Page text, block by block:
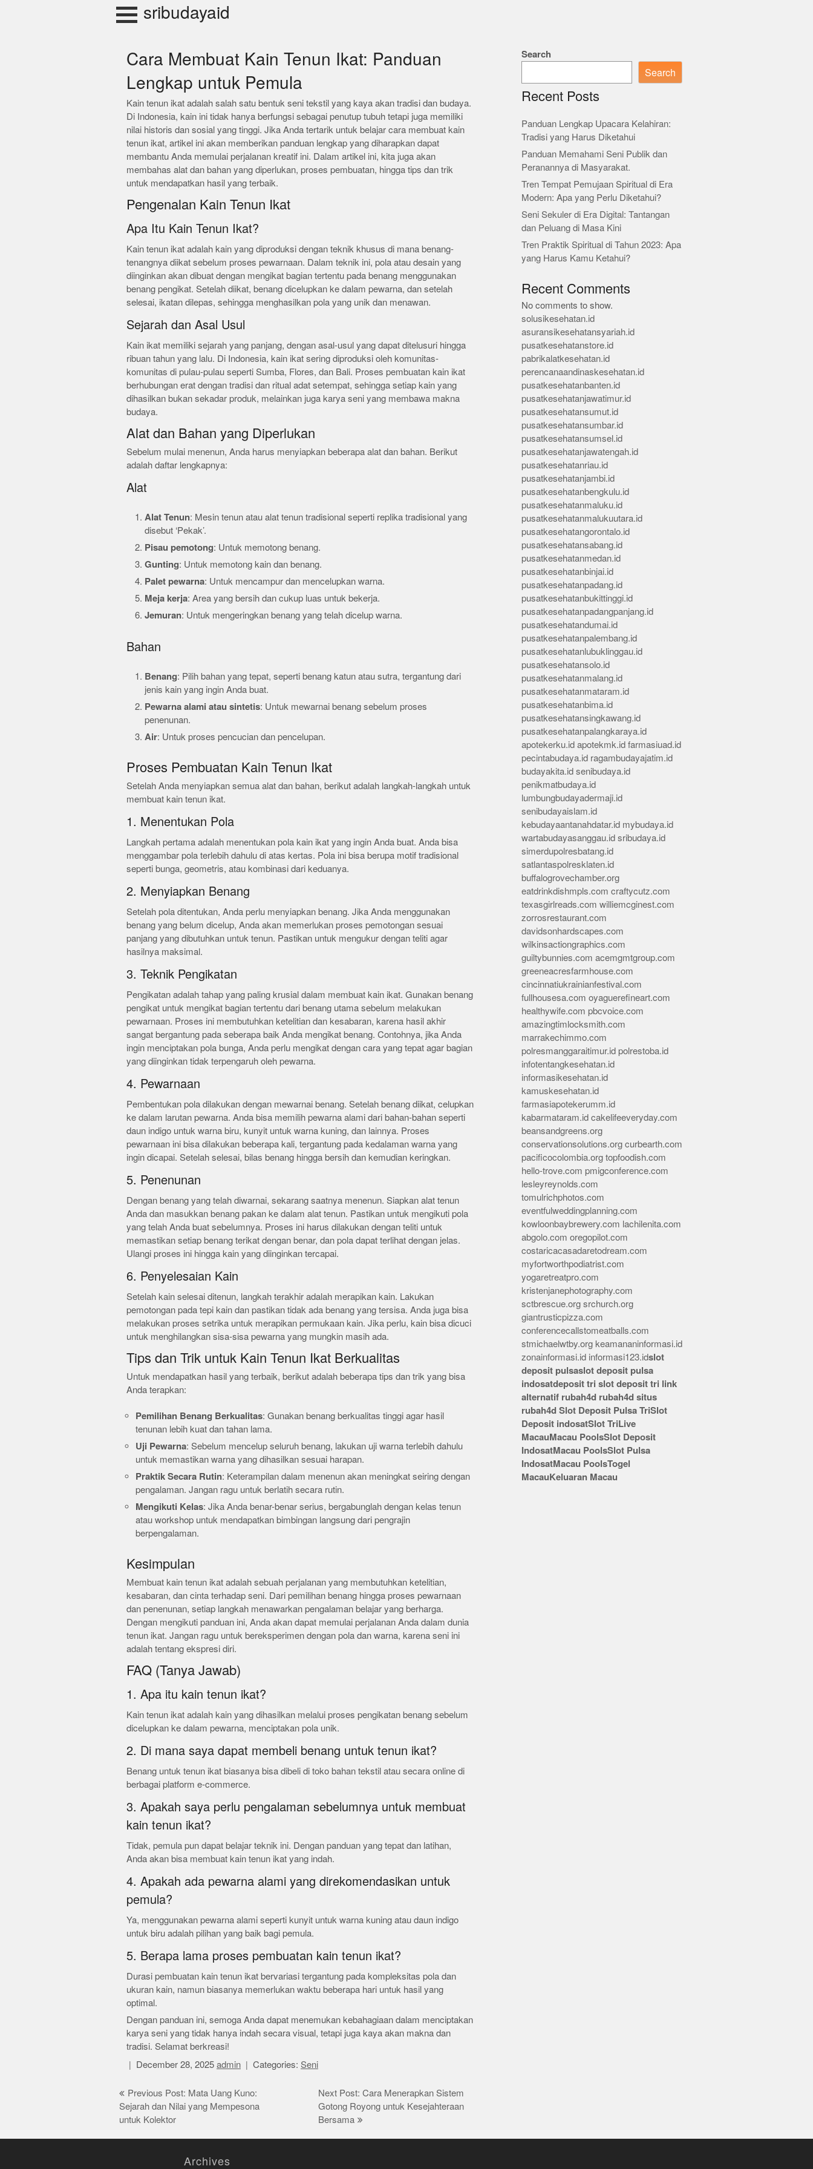
sribudayaid
Cara Membuat Kain Tenun Ikat: Panduan
Lengkap untuk Pemula
Kain tenun ikat adalah salah satu bentuk seni tekstil yang kaya akan tradisi dan budaya.
Di Indonesia, kain ini tidak hanya berfungsi sebagai penutup tubuh tetapi juga memiliki
nilai historis dan sosial yang tinggi. Jika Anda tertarik untuk belajar cara membuat kain
tenun ikat, artikel ini akan memberikan panduan lengkap yang diharapkan dapat
membantu Anda memulai perjalanan kreatif ini. Dalam artikel ini, kita juga akan
membahas alat dan bahan yang diperlukan, proses pembuatan, hingga tips dan trik
untuk mendapatkan hasil yang terbaik.
Pengenalan Kain Tenun Ikat
Apa Itu Kain Tenun Ikat?
Kain tenun ikat adalah kain yang diproduksi dengan teknik khusus di mana benang-
tenangnya diikat sebelum proses pewarnaan. Dalam teknik ini, pola atau desain yang
diinginkan akan dibuat dengan mengikat bagian tertentu pada benang menggunakan
benang pengikat. Setelah diikat, benang dicelupkan ke dalam pewarna, dan setelah
selesai, ikatan dilepas, sehingga menghasilkan pola yang unik dan menawan.
Sejarah dan Asal Usul
Kain ikat memiliki sejarah yang panjang, dengan asal-usul yang dapat ditelusuri hingga
ribuan tahun yang lalu. Di Indonesia, kain ikat sering diproduksi oleh komunitas-
komunitas di pulau-pulau seperti Sumba, Flores, dan Bali. Proses pembuatan kain ikat
berhubungan erat dengan tradisi dan ritual adat setempat, sehingga setiap kain yang
dihasilkan bukan sekadar produk, melainkan juga karya seni yang membawa makna
budaya.
Alat dan Bahan yang Diperlukan
Sebelum mulai menenun, Anda harus menyiapkan beberapa alat dan bahan. Berikut
adalah daftar lengkapnya:
Alat
Alat Tenun: Mesin tenun atau alat tenun tradisional seperti replika tradisional yang
disebut ‘Pekak’.
Pisau pemotong: Untuk memotong benang.
Gunting: Untuk memotong kain dan benang.
Palet pewarna: Untuk mencampur dan mencelupkan warna.
Meja kerja: Area yang bersih dan cukup luas untuk bekerja.
Jemuran: Untuk mengeringkan benang yang telah dicelup warna.
Bahan
Benang: Pilih bahan yang tepat, seperti benang katun atau sutra, tergantung dari
jenis kain yang ingin Anda buat.
Pewarna alami atau sintetis: Untuk mewarnai benang sebelum proses
penenunan.
Air: Untuk proses pencucian dan pencelupan.
Proses Pembuatan Kain Tenun Ikat
Setelah Anda menyiapkan semua alat dan bahan, berikut adalah langkah-langkah untuk
membuat kain tenun ikat.
1. Menentukan Pola
Langkah pertama adalah menentukan pola kain ikat yang ingin Anda buat. Anda bisa
menggambar pola terlebih dahulu di atas kertas. Pola ini bisa berupa motif tradisional
seperti bunga, geometris, atau kombinasi dari keduanya.
2. Menyiapkan Benang
Setelah pola ditentukan, Anda perlu menyiapkan benang. Jika Anda menggunakan
benang yang belum dicelup, Anda akan memerlukan proses pemotongan sesuai
panjang yang dibutuhkan untuk tenun. Pastikan untuk mengukur dengan teliti agar
hasilnya maksimal.
3. Teknik Pengikatan
Pengikatan adalah tahap yang paling krusial dalam membuat kain ikat. Gunakan benang
pengikat untuk mengikat bagian tertentu dari benang utama sebelum melakukan
pewarnaan. Proses ini membutuhkan ketelitian dan kesabaran, karena hasil akhir
sangat bergantung pada seberapa baik Anda mengikat benang. Contohnya, jika Anda
ingin menciptakan pola bunga, Anda perlu mengikat dengan cara yang tepat agar bagian
yang diinginkan tidak terpengaruh oleh pewarna.
4. Pewarnaan
Pembentukan pola dilakukan dengan mewarnai benang. Setelah benang diikat, celupkan
ke dalam larutan pewarna. Anda bisa memilih pewarna alami dari bahan-bahan seperti
daun indigo untuk warna biru, kunyit untuk warna kuning, dan lainnya. Proses
pewarnaan ini bisa dilakukan beberapa kali, tergantung pada kedalaman warna yang
ingin dicapai. Setelah selesai, bilas benang hingga bersih dan kemudian keringkan.
5. Penenunan
Dengan benang yang telah diwarnai, sekarang saatnya menenun. Siapkan alat tenun
Anda dan masukkan benang pakan ke dalam alat tenun. Pastikan untuk mengikuti pola
yang telah Anda buat sebelumnya. Proses ini harus dilakukan dengan teliti untuk
memastikan setiap benang terikat dengan benar, dan pola dapat terlihat dengan jelas.
Ulangi proses ini hingga kain yang diinginkan tercapai.
6. Penyelesaian Kain
Setelah kain selesai ditenun, langkah terakhir adalah merapikan kain. Lakukan
pemotongan pada tepi kain dan pastikan tidak ada benang yang tersisa. Anda juga bisa
melakukan proses setrika untuk merapikan permukaan kain. Jika perlu, kain bisa dicuci
untuk menghilangkan sisa-sisa pewarna yang mungkin masih ada.
Tips dan Trik untuk Kain Tenun Ikat Berkualitas
Untuk mendapatkan hasil yang terbaik, berikut adalah beberapa tips dan trik yang bisa
Anda terapkan:
Pemilihan Benang Berkualitas: Gunakan benang berkualitas tinggi agar hasil
tenunan lebih kuat dan tahan lama.
Uji Pewarna: Sebelum mencelup seluruh benang, lakukan uji warna terlebih dahulu
untuk memastikan warna yang dihasilkan sesuai harapan.
Praktik Secara Rutin: Keterampilan dalam menenun akan meningkat seiring dengan
pengalaman. Jangan ragu untuk berlatih secara rutin.
Mengikuti Kelas: Jika Anda benar-benar serius, bergabunglah dengan kelas tenun
atau workshop untuk mendapatkan bimbingan langsung dari pengrajin
berpengalaman.
Kesimpulan
Membuat kain tenun ikat adalah sebuah perjalanan yang membutuhkan ketelitian,
kesabaran, dan cinta terhadap seni. Dari pemilihan benang hingga proses pewarnaan
dan penenunan, setiap langkah menawarkan pengalaman belajar yang berharga.
Dengan mengikuti panduan ini, Anda akan dapat memulai perjalanan Anda dalam dunia
tenun ikat. Jangan ragu untuk bereksperimen dengan pola dan warna, karena seni ini
adalah tentang ekspresi diri.
FAQ (Tanya Jawab)
1. Apa itu kain tenun ikat?
Kain tenun ikat adalah kain yang dihasilkan melalui proses pengikatan benang sebelum
dicelupkan ke dalam pewarna, menciptakan pola unik.
2. Di mana saya dapat membeli benang untuk tenun ikat?
Benang untuk tenun ikat biasanya bisa dibeli di toko bahan tekstil atau secara online di
berbagai platform e-commerce.
3. Apakah saya perlu pengalaman sebelumnya untuk membuat
kain tenun ikat?
Tidak, pemula pun dapat belajar teknik ini. Dengan panduan yang tepat dan latihan,
Anda akan bisa membuat kain tenun ikat yang indah.
4. Apakah ada pewarna alami yang direkomendasikan untuk
pemula?
Ya, menggunakan pewarna alami seperti kunyit untuk warna kuning atau daun indigo
untuk biru adalah pilihan yang baik bagi pemula.
5. Berapa lama proses pembuatan kain tenun ikat?
Durasi pembuatan kain tenun ikat bervariasi tergantung pada kompleksitas pola dan
ukuran kain, namun biasanya memerlukan waktu beberapa hari untuk hasil yang
optimal.
Dengan panduan ini, semoga Anda dapat menemukan kebahagiaan dalam menciptakan
karya seni yang tidak hanya indah secara visual, tetapi juga kaya akan makna dan
tradisi. Selamat berkreasi!
December 28, 2025 admin Categories: Seni
Post
navigation
Previous Post: Mata Uang Kuno:
Sejarah dan Nilai yang Mempesona
untuk Kolektor
Next Post: Cara Menerapkan Sistem
Gotong Royong untuk Kesejahteraan
Bersama
Search
Search
Recent Posts
Panduan Lengkap Upacara Kelahiran:
Tradisi yang Harus Diketahui
Panduan Memahami Seni Publik dan
Peranannya di Masyarakat.
Tren Tempat Pemujaan Spiritual di Era
Modern: Apa yang Perlu Diketahui?
Seni Sekuler di Era Digital: Tantangan
dan Peluang di Masa Kini
Tren Praktik Spiritual di Tahun 2023: Apa
yang Harus Kamu Ketahui?
Recent Comments
No comments to show.
solusikesehatan.id
asuransikesehatansyariah.id
pusatkesehatanstore.id
pabrikalatkesehatan.id
perencanaandinaskesehatan.id
pusatkesehatanbanten.id
pusatkesehatanjawatimur.id
pusatkesehatansumut.id
pusatkesehatansumbar.id
pusatkesehatansumsel.id
pusatkesehatanjawatengah.id
pusatkesehatanriau.id
pusatkesehatanjambi.id
pusatkesehatanbengkulu.id
pusatkesehatanmaluku.id
pusatkesehatanmalukuutara.id
pusatkesehatangorontalo.id
pusatkesehatansabang.id
pusatkesehatanmedan.id
pusatkesehatanbinjai.id
pusatkesehatanpadang.id
pusatkesehatanbukittinggi.id
pusatkesehatanpadangpanjang.id
pusatkesehatandumai.id
pusatkesehatanpalembang.id
pusatkesehatanlubuklinggau.id
pusatkesehatansolo.id
pusatkesehatanmalang.id
pusatkesehatanmataram.id
pusatkesehatanbima.id
pusatkesehatansingkawang.id
pusatkesehatanpalangkaraya.id
apotekerku.id apotekmk.id farmasiuad.id
pecintabudaya.id ragambudayajatim.id
budayakita.id senibudaya.id
penikmatbudaya.id
lumbungbudayadermaji.id
senibudayaislam.id
kebudayaantanahdatar.id mybudaya.id
wartabudayasanggau.id sribudaya.id
simerdupolresbatang.id
satlantaspolresklaten.id
buffalogrovechamber.org
eatdrinkdishmpls.com craftycutz.com
texasgirlreads.com williemcginest.com
zorrosrestaurant.com
davidsonhardscapes.com
wilkinsactiongraphics.com
guiltybunnies.com acemgmtgroup.com
greeneacresfarmhouse.com
cincinnatiukrainianfestival.com
fullhousesa.com oyaguerefineart.com
healthywife.com pbcvoice.com
amazingtimlocksmith.com
marrakechimmo.com
polresmanggaraitimur.id polrestoba.id
infotentangkesehatan.id
informasikesehatan.id
kamuskesehatan.id
farmasiapotekerumm.id
kabarmataram.id cakelifeeveryday.com
beansandgreens.org
conservationsolutions.org curbearth.com
pacificocolombia.org topfoodish.com
hello-trove.com pmigconference.com
lesleyreynolds.com
tomulrichphotos.com
eventfulweddingplanning.com
kowloonbaybrewery.com lachilenita.com
abgolo.com oregopilot.com
costaricacasadaretodream.com
myfortworthpodiatrist.com
yogaretreatpro.com
kristenjanephotography.com
sctbrescue.org srchurch.org
giantrusticpizza.com
conferencecallstomeatballs.com
stmichaelwtby.org keamananinformasi.id
zonainformasi.id informasi123.idslot
deposit pulsaslot deposit pulsa
indosatdeposit tri slot deposit tri link
alternatif rubah4d rubah4d situs
rubah4d Slot Deposit Pulsa TriSlot
Deposit indosatSlot TriLive
MacauMacau PoolsSlot Deposit
IndosatMacau PoolsSlot Pulsa
IndosatMacau PoolsTogel
MacauKeluaran Macau
Archives